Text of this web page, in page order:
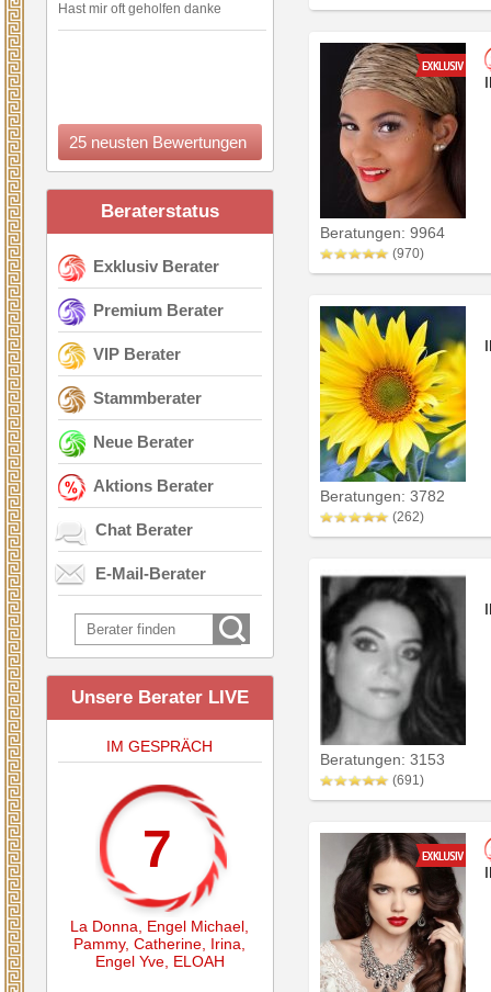
Hast mir oft geholfen danke
25 neusten Bewertungen
Beraterstatus
Exklusiv Berater
Premium Berater
VIP Berater
Stammberater
Neue Berater
Aktions Berater
Chat Berater
E-Mail-Berater
Unsere Berater LIVE
IM GESPRÄCH
7
La Donna Engel Michael
Pammy,Catherine Irina
Engel Yve ELOAH
Beratungen: 9964
(970)
Beratungen: 3782
(262)
Beratungen: 3153
(691)